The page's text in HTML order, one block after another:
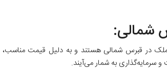
شمالی:
ملک در قبرس شمالی هستند و به دلیل قیمت مناسب،
سرمایه‌گذاری به شمار می‌آیند.